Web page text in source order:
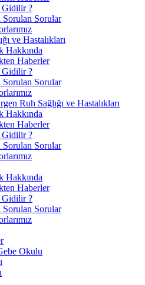
Gidilir ?
Sorulan Sorular
ve Hastalıkları
Hakkında
Haberler
Gidilir ?
Sorulan Sorular
Ruh Sağlığı ve Hastalıkları
Hakkında
Haberler
Gidilir ?
Sorulan Sorular
Hakkında
Haberler
Gidilir ?
Sorulan Sorular
Okulu